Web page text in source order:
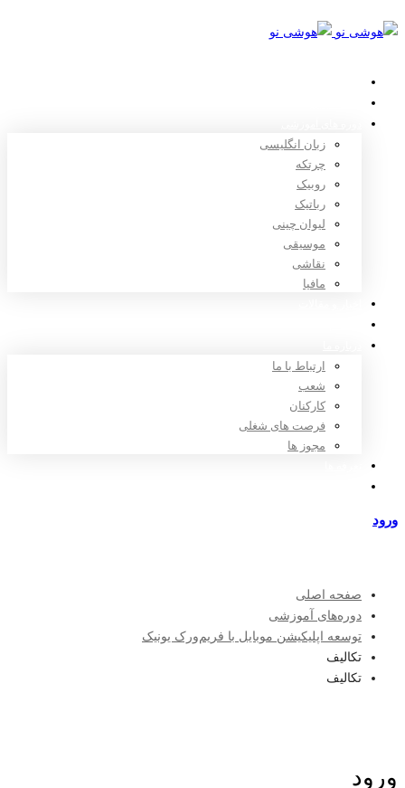
زبان انگلیسی
چرتکه
روبیک
رباتیک
لیوان چینی
موسیقی
نقاشی
مافیا
ارتباط با ما
شعب
کارکنان
فرصت های شغلی
مجوز ها
ورود
صفحه اصلی
دوره‌های آموزشی
توسعه اپلیکیشن موبایل با فریم‌ورک یونیک
تکالیف
تکالیف
ورود